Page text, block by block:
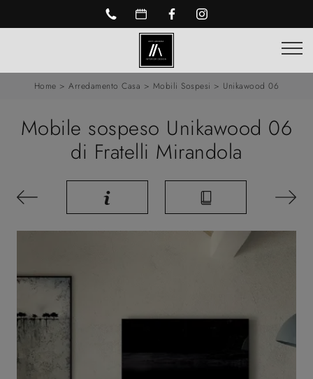
Home >Arredamento Casa > Mobili Sospesi > Unikawood 06
Mobile sospeso Unikawood 06
di Fratelli Mirandola